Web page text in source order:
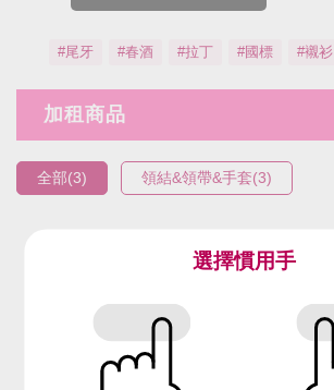
#尾牙 #春酒 #拉丁 #國標 #襯衫
加租商品
全部(3) 領結&領帶&手套(3)
選擇慣用手